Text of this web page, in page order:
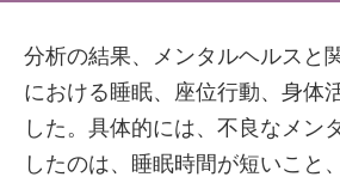
分析の結果、メンタルヘルスと
における睡眠、座位行動、身体
した。具体的には、不良なメン
したのは、睡眠時間が短いこと